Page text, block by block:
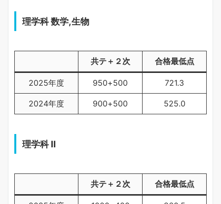
理学科 数学,生物
共テ＋２次 合格最低点
2025年度 950+500 721.3
2024年度 900+500 525.0
理学科 Ⅱ
共テ＋２次 合格最低点